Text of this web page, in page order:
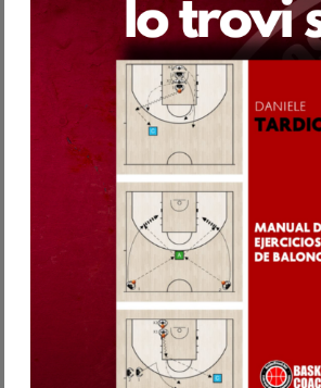
Ricordami
Password dimenticata?
Nome utente dimenticato?